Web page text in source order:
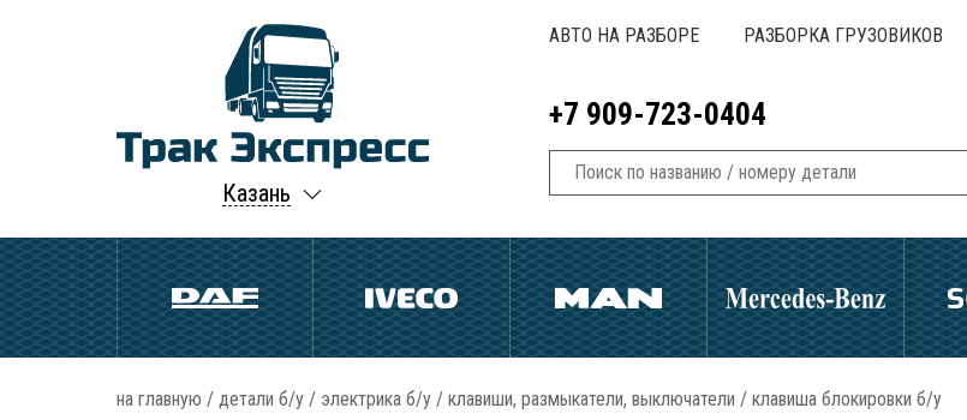
Казань
АВТО НА РАЗБОРЕ РАЗБОРКА ГРУЗОВИКОВ
+7 909-723-0404
на главную / детали б/у / электрика б/у / клавиши, размыкатели, выключатели / клавиша блокировки б/у